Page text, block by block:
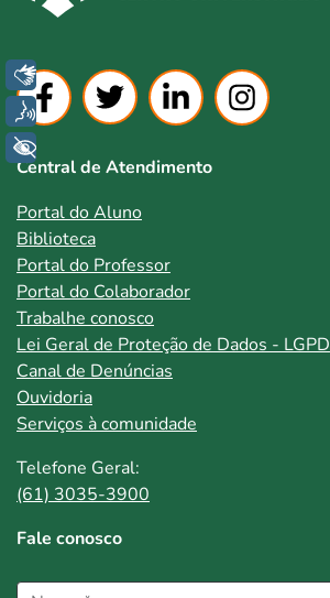
Central de Atendimento
Portal do Aluno
Biblioteca
Portal do Professor
Portal do Colaborador
Trabalhe conosco
Lei Geral de Proteção de Dados - LGPD
Canal de Denúncias
Ouvidoria
Serviços à comunidade
Telefone Geral:
(61) 3035-3900
Fale conosco
Libras
Voz